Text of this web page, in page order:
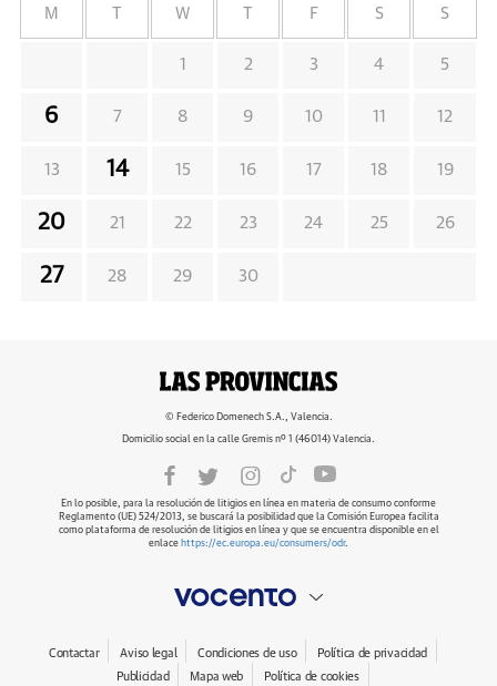
M W F S S
1 2 3 4 5
6 7 8 9 10 11 12
13 14 15 16 17 18 19
20 21 22 23 24 25 26
27 28 29 30
© Federico Domenech S.A., Valencia.
Domicilio social en la calle Gremis nº 1 (46014) Valencia.
En lo posible, para la resolución de litigios en línea en materia de consumo conforme
Reglamento (UE) 524/2013, se buscará la posibilidad que la Comisión Europea facilita
como plataforma de resolución de litigios en línea y que se encuentra disponible en el
enlace https://ec.europa.eu/consumers/odr.
Contactar Aviso legal Condiciones de uso
Política de privacidad
Publicidad
Mapa web Política de cookies